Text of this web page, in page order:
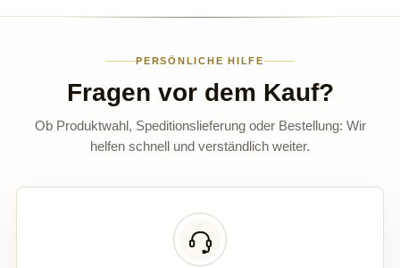
PERSÖNLICHE HILFE
Fragen vor dem Kauf?
Ob Produktwahl, Speditionslieferung oder Bestellung: Wir
helfen schnell und verständlich weiter.